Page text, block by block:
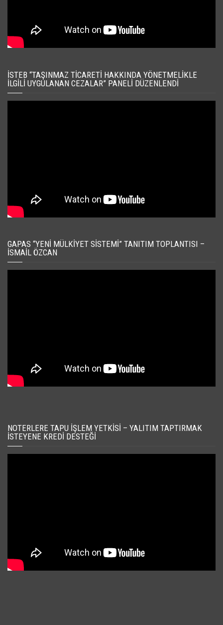
İSTEB “TAŞINMAZ TICARETI HAKKINDA YÖNETMELIKLE
İLGILI UYGULANAN CEZALAR” PANELI DÜZENLENDI
GAPAS “YENI MÜLKIYET SISTEMI” TANITIM TOPLANTISI –
İSMAIL ÖZCAN
NOTERLERE TAPU İŞLEM YETKISI – YALITIM TAPTIRMAK
İSTEYENE KREDI DESTEĞI